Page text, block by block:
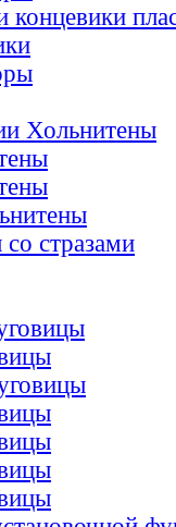
концевики
Хольнитены
стразами